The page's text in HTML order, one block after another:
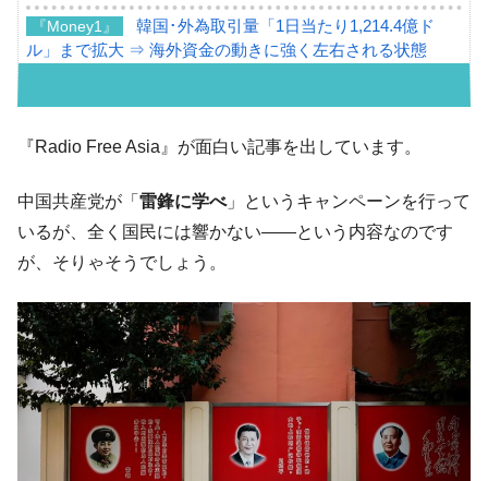
『Money1』
韓国･外為取引量「1日当たり1,214.4億ド
ル」まで拡大 ⇒ 海外資金の動きに強く左右される状態
い「50.5％」に上昇
『Money1』
韓国大統領府ボンクラ政策室長が告発され
断
『Money1』
韓国･警察職員が「丸刈りになって抗議活
動」
国の過剰生産が世界を蝕む。
『Money1』
韓国製造業「半導体絶好調」のウラで他業
種は全般的「不調」⇒ PSIが示す現況は決して良くない。
『Money1』
【米韓激突案件】韓国消費者院が『クーパ
ン』1人当たり賠償10万ウォンを認定 ⇒ 総額3兆7,000億
『Money1』 韓国で猛暑。南東部では干ばつ
『Radio Free Asia』が面白い記事を出しています。
中国共産党が「 雷鋒に学べ」というキャンペーンを行って
いるが、全く国民には響かない――という内容なのです
が、そりゃそうでしょう。